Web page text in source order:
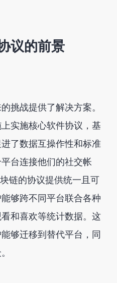
议的前景
挑战提供了解决方案。
实施核心软件协议，基
了数据互操作性和标准
台连接他们的社交帐
链的协议提供统一且可
够跨不同平台联合各种
和喜欢等统计数据。这
够迁移到替代平台，同